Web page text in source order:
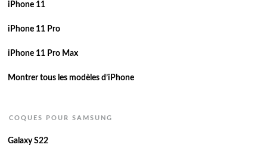
iPhone 11
iPhone 11 Pro
iPhone 11 Pro Max
Montrer tous les modèles d’iPhone
COQUES POUR SAMSUNG
Galaxy S22